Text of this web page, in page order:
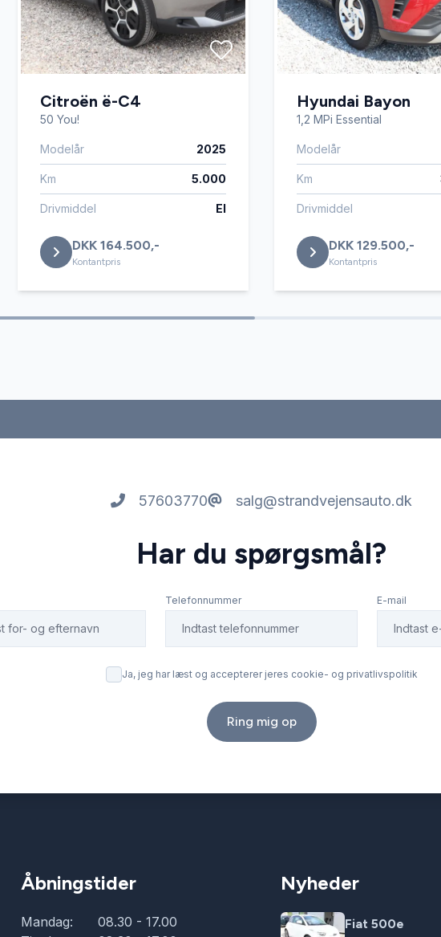
Citroën ë-C4
50 You!
Modelår 2025
Km 5.000
Drivmiddel El
DKK 164.500,-
Kontantpris
Hyundai Bayon
1,2 MPi Essential
Modelår
Km
Drivmiddel
DKK 129.500,-
Kontantpris
57603770 salg@strandvejensauto.dk
Har du spørgsmål?
Telefonnummer E-mail
Ja, jeg har læst og accepterer jeres cookie- og privatlivspolitik
Ring mig op
Åbningstider
Mandag:
08.30 - 17.00
Nyheder
Fiat 500e